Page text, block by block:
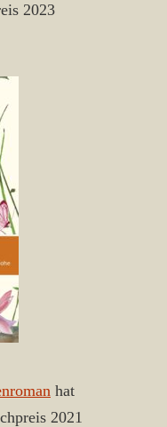
2023
hat
2021